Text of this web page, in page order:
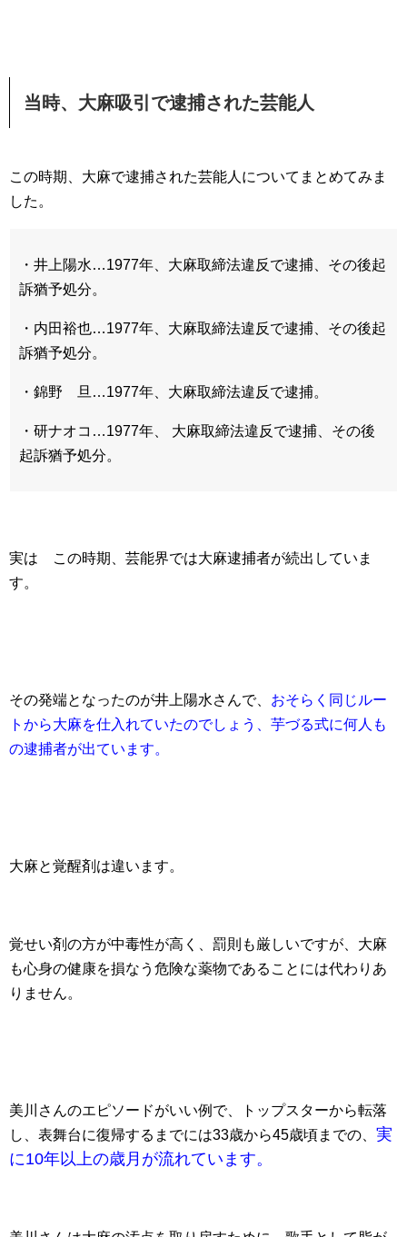
当時、大麻吸引で逮捕された芸能人
この時期、大麻で逮捕された芸能人についてまとめてみま
した。
・井上陽水…1977年、大麻取締法違反で逮捕、その後起
訴猶予処分。
・内田裕也…1977年、大麻取締法違反で逮捕、その後起
訴猶予処分。
・錦野 旦…1977年、大麻取締法違反で逮捕。
・研ナオコ…1977年、 大麻取締法違反で逮捕、その後
起訴猶予処分。
実は この時期、芸能界では大麻逮捕者が続出していま
す。
その発端となったのが井上陽水さんで、 おそらく同じルー
トから大麻を仕入れていたのでしょう、芋づる式に何人も
の逮捕者が出ています。
大麻と覚醒剤は違います。
覚せい剤の方が中毒性が高く、罰則も厳しいですが、大麻
も心身の健康を損なう危険な薬物であることには代わりあ
りません。
美川さんのエピソードがいい例で、トップスターから転落
し、表舞台に復帰するまでには33歳から45歳頃までの、 実
に10年以上の歳月が流れています。